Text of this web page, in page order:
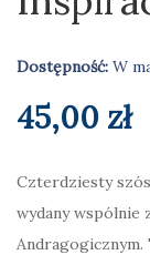
Dostępność: W
45,00 zł
Czterdziesty
wydany wspólnie